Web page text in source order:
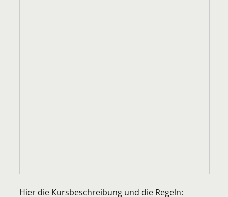
Hier die Kursbeschreibung und die Regeln: